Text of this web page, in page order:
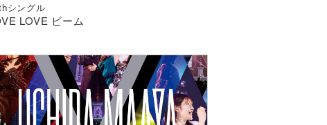
シングル
LOVE ビーム